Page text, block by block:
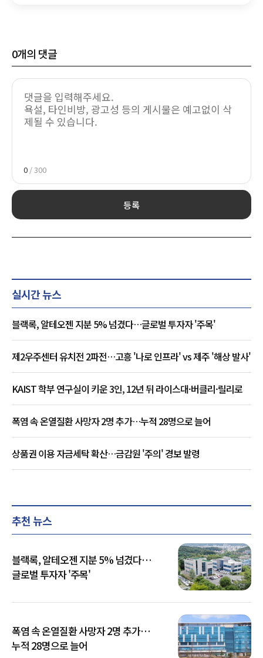
0개의 댓글
0 / 300
등록
실시간 뉴스
블랙록, 알테오젠 지분 5% 넘겼다…글로벌 투자자 '주목'
제2우주센터 유치전 2파전…고흥 '나로 인프라' vs 제주 '해상 발사'
KAIST 학부 연구실이 키운 3인, 12년 뒤 라이스대·버클리·릴리로
폭염 속 온열질환 사망자 2명 추가…누적 28명으로 늘어
상품권 이용 자금세탁 확산…금감원 '주의' 경보 발령
추천 뉴스
블랙록, 알테오젠 지분 5% 넘겼다…
글로벌 투자자 '주목'
폭염 속 온열질환 사망자 2명 추가…
누적 28명으로 늘어